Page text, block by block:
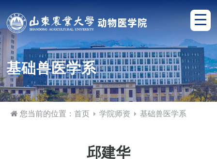
基础兽医学系
您当前的位置： 首页 学院师资 基础兽医学系
邱建华